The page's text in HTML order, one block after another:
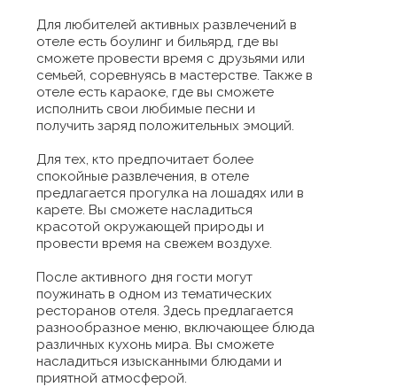
Для любителей активных развлечений в
отеле есть боулинг и бильярд, где вы
сможете провести время с друзьями или
семьей, соревнуясь в мастерстве. Также в
отеле есть караоке, где вы сможете
исполнить свои любимые песни и
получить заряд положительных эмоций.
Для тех, кто предпочитает более
спокойные развлечения, в отеле
предлагается прогулка на лошадях или в
карете. Вы сможете насладиться
красотой окружающей природы и
провести время на свежем воздухе.
После активного дня гости могут
поужинать в одном из тематических
ресторанов отеля. Здесь предлагается
разнообразное меню, включающее блюда
различных кухонь мира. Вы сможете
насладиться изысканными блюдами и
приятной атмосферой.